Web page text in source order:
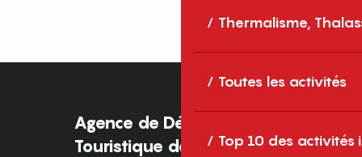
Thermalisme,
Toutes les activités
Top 10 des activités
Agence de Développement
Touristique des Pyrénées-